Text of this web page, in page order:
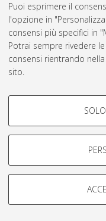
Puoi esprimere il
l'opzione in
consensi più specifici in
Potrai sempre rivedere
consensi rientrando
sito.
COOKIE DI
Si tratta di cookie
navigazione degli utenti,
Mostra cookie di
COOKIE TECNICI -
AMS Laurea
Servizio
Impostazioni Cookie
© ALMA MATER